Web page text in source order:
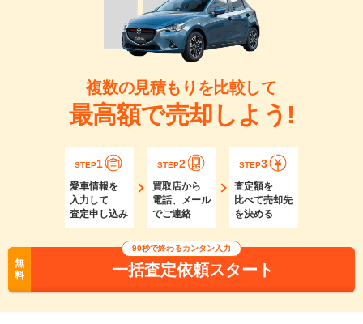
複数の見積もりを比較して
最高額で売却しよう!
STEP1
愛車情報を
入力して
査定申し込み
STEP2
買取店から
電話、メール
でご連絡
STEP3
査定額を
比べて売却先
を決める
無
料
90秒で終わるカンタン入力
一括査定依頼スタート